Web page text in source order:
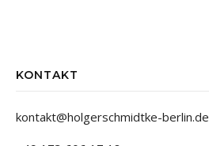
KONTAKT
kontakt@holgerschmidtke-berlin.de